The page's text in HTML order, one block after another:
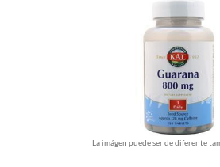
La imágen puede ser de diferente